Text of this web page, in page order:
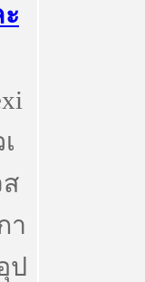
า
ป